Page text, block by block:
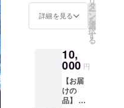
方、何
卒よろ
す！
cm) ●お
礼の手
紙 ＜ド
リンク
トにつ
いて＞
・
AMAK
USA
SONAR
詳細を見る
タ
ー
ン
を
選
択
す
る
10,
000 円
【お届
けの
品】 ●